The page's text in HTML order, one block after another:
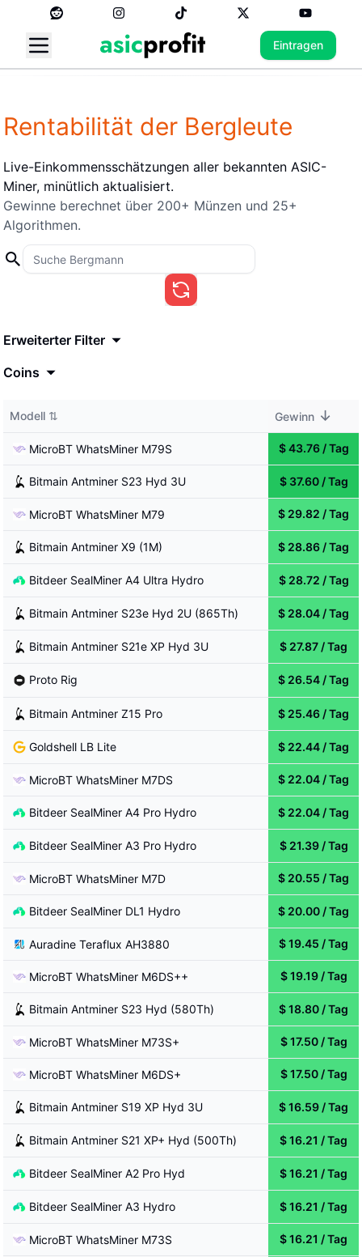
Eintragen
Rentabilität der Bergleute
Live-Einkommensschätzungen aller bekannten ASIC-
Miner, minütlich aktualisiert.
Gewinne berechnet über 200+ Münzen und 25+
Algorithmen.
Erweiterter Filter
Coins
Modell ⇅ Gewinn ↓
MicroBT WhatsMiner M79S $43.76/Tag
Bitmain Antminer S23 Hyd 3U $ 37.60/Tag
MicroBT WhatsMiner M79 $ 29.82 /Tag
Bitmain Antminer X9 (1M) $ 28.86 /Tag
Bitdeer SealMiner A4 Ultra Hydro $ 28.72 /Tag
Bitmain Antminer S23e Hyd 2U (865Th) $ 28.04 /Tag
Bitmain Antminer S21e XP Hyd 3U $ 27.87 /Tag
Proto Rig $ 26.54 /Tag
Bitmain Antminer Z15 Pro $ 25.46 /Tag
Goldshell LB Lite $ 22.44 /Tag
MicroBT WhatsMiner M7DS $ 22.04 /Tag
Bitdeer SealMiner A4 Pro Hydro $ 22.04 /Tag
Bitdeer SealMiner A3 Pro Hydro $ 21.39/Tag
MicroBT WhatsMiner M7D $ 20.55 /Tag
Bitdeer SealMiner DL1 Hydro $ 20.00 /Tag
Auradine Teraflux AH3880 $19.45 /Tag
MicroBT WhatsMiner M6DS++ $19.19/Tag
Bitmain Antminer S23 Hyd (580Th) $18.80 /Tag
MicroBT WhatsMiner M73S+ $17.50/Tag
MicroBT WhatsMiner M6DS+ $17.50/Tag
Bitmain Antminer S19 XP Hyd 3U $16.59 /Tag
Bitmain Antminer S21 XP+ Hyd (500Th) $16.21 /Tag
Bitdeer SealMiner A2 Pro Hyd $16.21 /Tag
Bitdeer SealMiner A3 Hydro $16.21 /Tag
MicroBT WhatsMiner M73S $16.21 /Tag